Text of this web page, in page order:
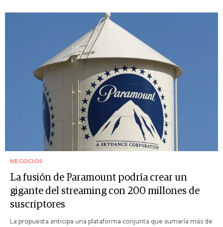
NEGOCIOS
La fusión de Paramount podría crear un
gigante del streaming con 200 millones de
suscriptores
La propuesta anticipa una plataforma conjunta que sumaría más de